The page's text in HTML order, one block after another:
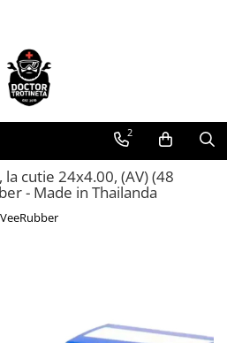
electrica
2
cutie 24x4.00, (AV) (48
- Made in Thailanda
VeeRubber